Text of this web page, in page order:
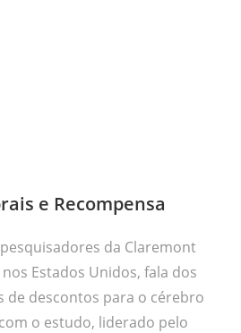
e Recompensa
da Claremont
Estados Unidos, fala dos
de descontos para o cérebro
o estudo, liderado pelo